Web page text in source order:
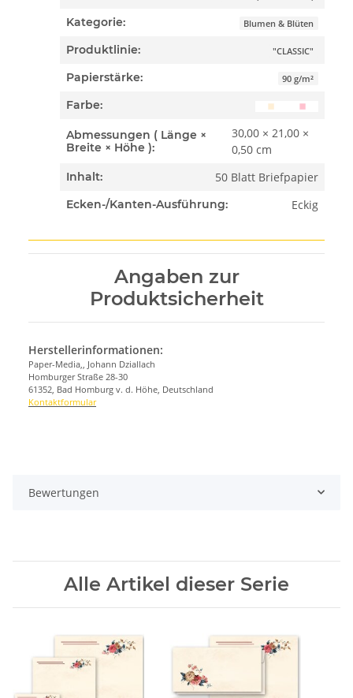
Kategorie: Blumen & Blüten
Produktlinie: "CLASSIC"
Papierstärke: 90 g/m²
Farbe:
Abmessungen ( Länge ×
Breite × Höhe ):
30,00 × 21,00 ×
0,50 cm
Inhalt: 50 Blatt Briefpapier
Ecken-/Kanten-Ausführung: Eckig
Angaben zur
Produktsicherheit
Herstellerinformationen:
Paper-Media,, Johann Dziallach
Homburger Straße 28-30
61352, Bad Homburg v. d. Höhe, Deutschland
Kontaktformular
Bewertungen
Alle Artikel dieser Serie